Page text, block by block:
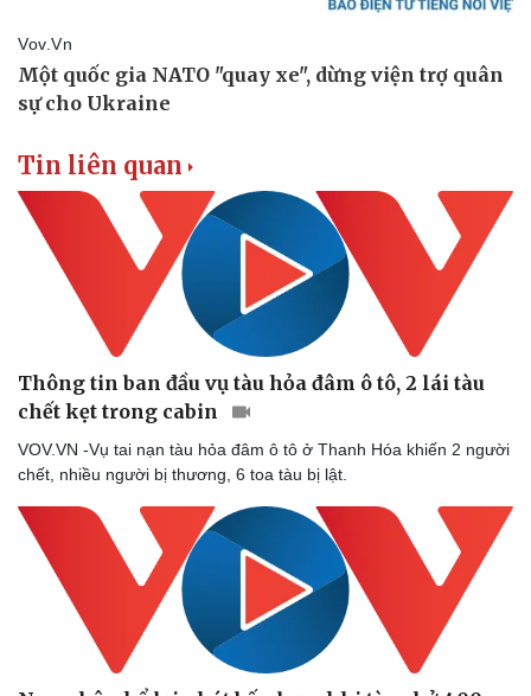
Bóng đá
Lịch thi đấu bóng đá
Thế giới thể thao
eSports
Hậu trường
Ô tô
Xe máy
Tư vấn
Tin liên quan
Thông tin ban đầu vụ tàu hỏa đâm ô tô, 2 lái tàu
chết kẹt trong cabin
VOV.VN -Vụ tai nạn tàu hỏa đâm ô tô ở Thanh Hóa khiến 2 người
chết, nhiều người bị thương, 6 toa tàu bị lật.